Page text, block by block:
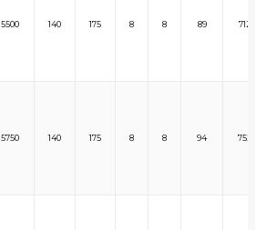
5500 140 175 8 8 89 712
5750 140 175 8 8 94 752